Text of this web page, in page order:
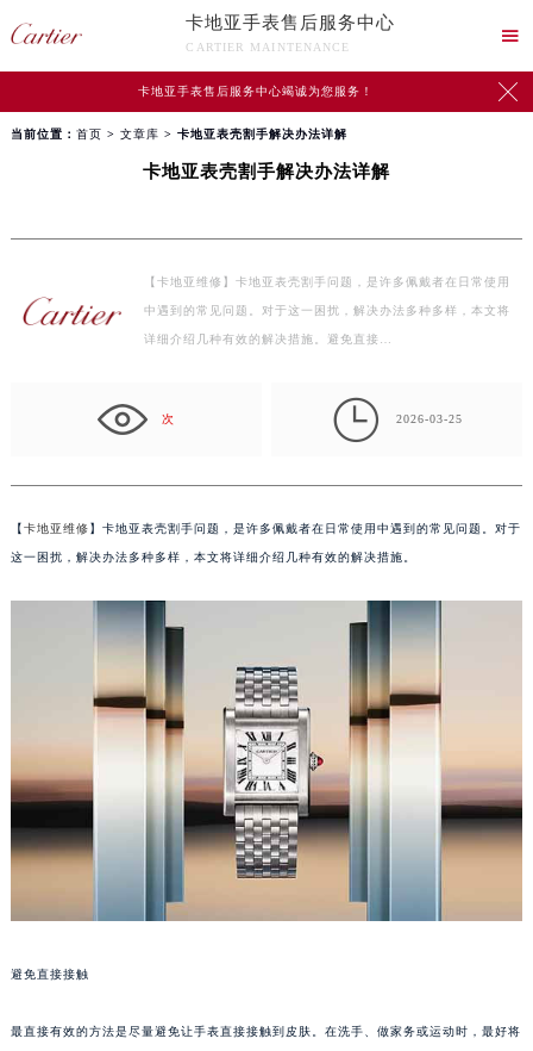
卡地亚手表售后服务中心
CARTIER MAINTENANCE

卡地亚手表售后服务中心竭诚为您服务！ 
当前位置： 首页 > 文章库 > 卡地亚表壳割手解决办法详解
卡地亚表壳割手解决办法详解
【卡地亚维修】卡地亚表壳割手问题，是许多佩戴者在日常使用
中遇到的常见问题。对于这一困扰，解决办法多种多样，本文将
详细介绍几种有效的解决措施。避免直接…
次  2026-03-25
【卡地亚维修】卡地亚表壳割手问题，是许多佩戴者在日常使用中遇到的常见问题。对于
这一困扰，解决办法多种多样，本文将详细介绍几种有效的解决措施。
避免直接接触
最直接有效的方法是尽量避免让手表直接接触到皮肤。在洗手、做家务或运动时，最好将